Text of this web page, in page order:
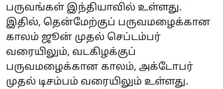
பருவங்கள் இந்தியாவில் உள்ளது.
இதில், தென்மேற்குப் பருவமழைக்கான
காலம் ஜூன் முதல் செப்டம்பர்
வரையிலும், வடகிழக்குப்
பருவமழைக்கான காலம், அக்டோபர்
முதல் டிசம்பம் வரையிலும் உள்ளது.